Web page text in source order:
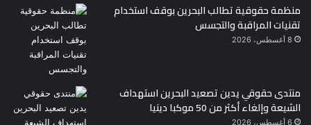
منظمة حقوقية تطالب البحرين بوقف استخدام
تقنيات المراقبة والتجسس
8 أغسطس، 2026
منتدى حقوقي يدين تصعيد البحرين استهداف
الشيعة وإلغاء أكثر من 50 موكبا دينيا
6 أغسطس، 2026